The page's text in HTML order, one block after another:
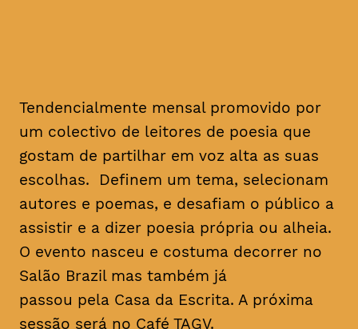
Tendencialmente mensal promovido por
um colectivo de leitores de poesia que
gostam de partilhar em voz alta as suas
escolhas. Definem um tema, selecionam
autores e poemas, e desafiam o público a
assistir e a dizer poesia própria ou alheia.
O evento nasceu e costuma decorrer no
Salão Brazil mas também já
passou pela Casa da Escrita. A próxima
sessão será no Café TAGV.